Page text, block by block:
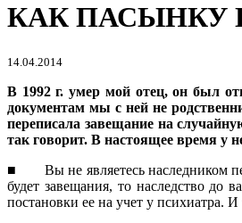
КАК ПАСЫНКУ
14.04.2014
В 1992 г. умер мой отец, он был
документам мы с ней не
переписала завещание на
так говорит. В настоящее время у
■ Вы не являетесь наследником
будет завещания, то наследство
постановки ее на учет у психиатра.